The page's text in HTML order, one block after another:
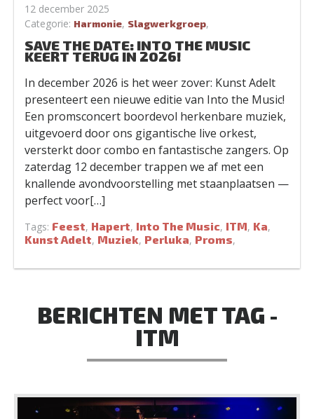
12 december 2025
Categorie: Harmonie, Slagwerkgroep,
SAVE THE DATE: INTO THE MUSIC
KEERT TERUG IN 2026!
In december 2026 is het weer zover: Kunst Adelt
presenteert een nieuwe editie van Into the Music!
Een promsconcert boordevol herkenbare muziek,
uitgevoerd door ons gigantische live orkest,
versterkt door combo en fantastische zangers. Op
zaterdag 12 december trappen we af met een
knallende avondvoorstelling met staanplaatsen —
perfect voor[…]
Tags: Feest, Hapert, Into The Music, ITM, Ka,
Kunst Adelt, Muziek, Perluka, Proms,
BERICHTEN MET TAG -
ITM